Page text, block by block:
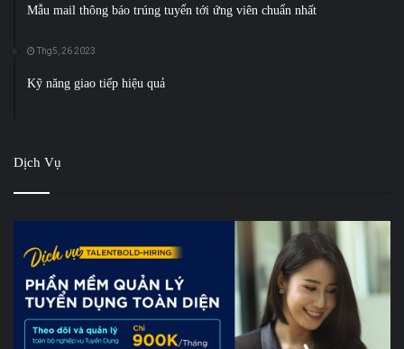
Mẫu mail thông báo trúng tuyển tới ứng viên chuẩn nhất
Thg5, 26 2023
Kỹ năng giao tiếp hiệu quả
Dịch Vụ